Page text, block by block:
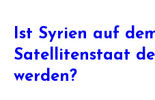
Ist Syrien auf
Satellitenstaat
werden?